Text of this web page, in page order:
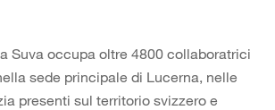
Suva occupa oltre 4800 collaboratrici
sede principale di Lucerna, nelle
presenti sul territorio svizzero e